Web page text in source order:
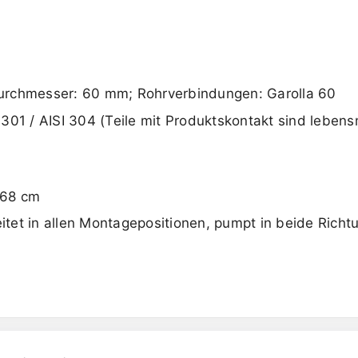
60 mm; Rohrverbindungen: Garolla 60
/ AISI 304 (Teile mit Produktskontakt sind
cm
in allen Montagepositionen, pumpt in beide